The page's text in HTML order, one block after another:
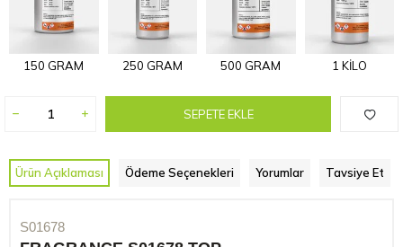
150 GRAM 250 GRAM 500 GRAM 1 KİLO
SEPETE EKLE
Ürün Açıklaması Ödeme Seçenekleri Yorumlar Tavsiye Et
S01678